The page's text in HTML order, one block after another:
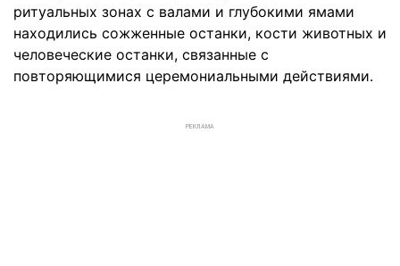
ритуальных зонах с валами и глубокими ямами
находились сожженные останки, кости животных и
человеческие останки, связанные с
повторяющимися церемониальными действиями.
РЕКЛАМА